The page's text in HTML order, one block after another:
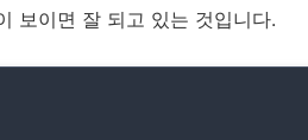
보이면 잘 되고 있는 것입니다.